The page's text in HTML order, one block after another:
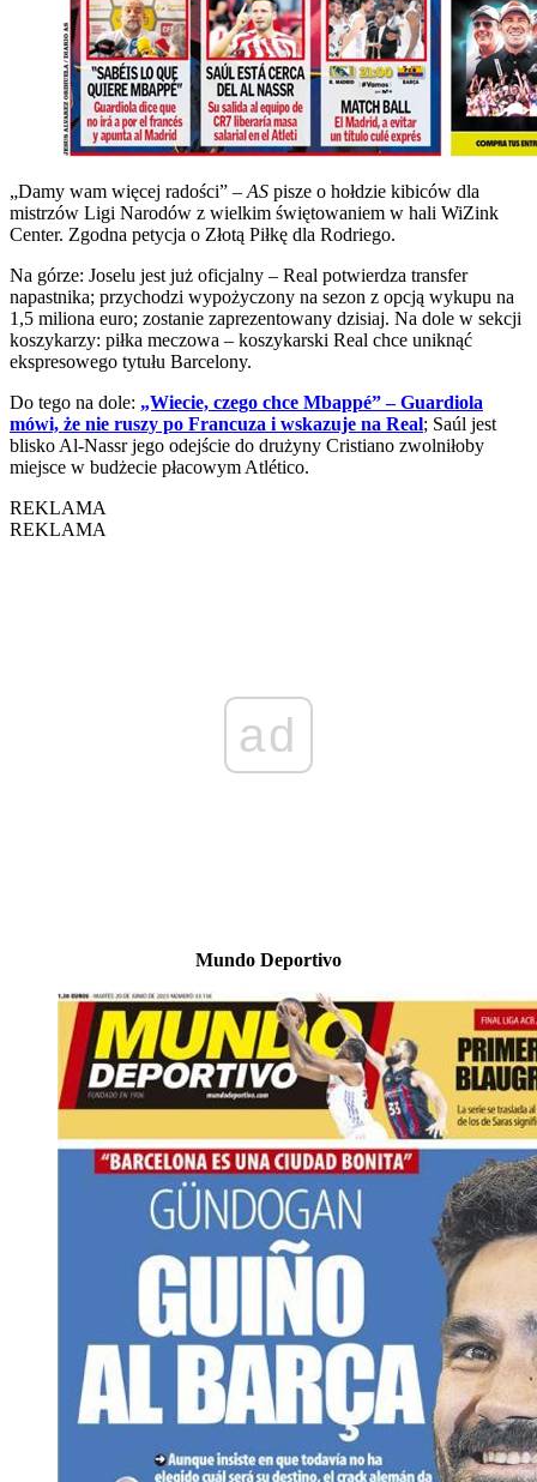
„Damy wam więcej radości” – AS pisze o hołdzie kibiców dla
mistrzów Ligi Narodów z wielkim świętowaniem w hali WiZink
Center. Zgodna petycja o Złotą Piłkę dla Rodriego.
Na górze: Joselu jest już oficjalny – Real potwierdza transfer
napastnika; przychodzi wypożyczony na sezon z opcją wykupu na
1,5 miliona euro; zostanie zaprezentowany dzisiaj. Na dole w sekcji
koszykarzy: piłka meczowa – koszykarski Real chce uniknąć
ekspresowego tytułu Barcelony.
Do tego na dole: „Wiecie, czego chce Mbappé” – Guardiola
mówi, że nie ruszy po Francuza i wskazuje na Real; Saúl jest
blisko Al-Nassr jego odejście do drużyny Cristiano zwolniłoby
miejsce w budżecie płacowym Atlético.
REKLAMA
REKLAMA
ad
Mundo Deportivo